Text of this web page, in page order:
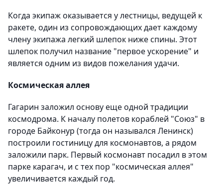
Когда экипаж оказывается у лестницы, ведущей к
ракете, один из сопровождающих дает каждому
члену экипажа легкий шлепок ниже спины. Этот
шлепок получил название "первое ускорение" и
является одним из видов пожелания удачи.
Космическая аллея
Гагарин заложил основу еще одной традиции
космодрома. К началу полетов кораблей "Союз" в
городе Байконур (тогда он назывался Ленинск)
построили гостиницу для космонавтов, а рядом
заложили парк. Первый космонавт посадил в этом
парке карагач, и с тех пор "космическая аллея"
увеличивается каждый год.